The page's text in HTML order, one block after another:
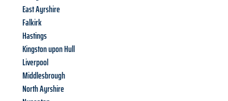
East Ayrshire
Falkirk
Hastings
Kingston upon Hull
Liverpool
Middlesbrough
North Ayrshire